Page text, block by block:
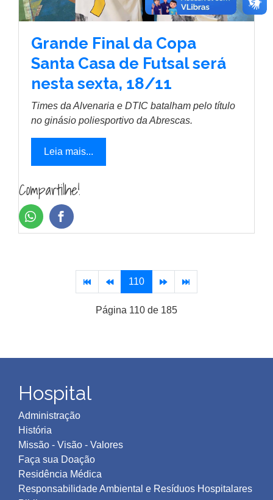
Grande Final da Copa
Santa Casa de Futsal será
nesta sexta, 18/11
Times da Alvenaria e DTIC batalham pelo título
no ginásio poliesportivo da Abrescas.
Leia mais...
Compartilhe!
110
Página 110 de 185
Hospital
Administração
História
Missão - Visão - Valores
Faça sua Doação
Residência Médica
Responsabilidade Ambiental e Resíduos Hospitalares